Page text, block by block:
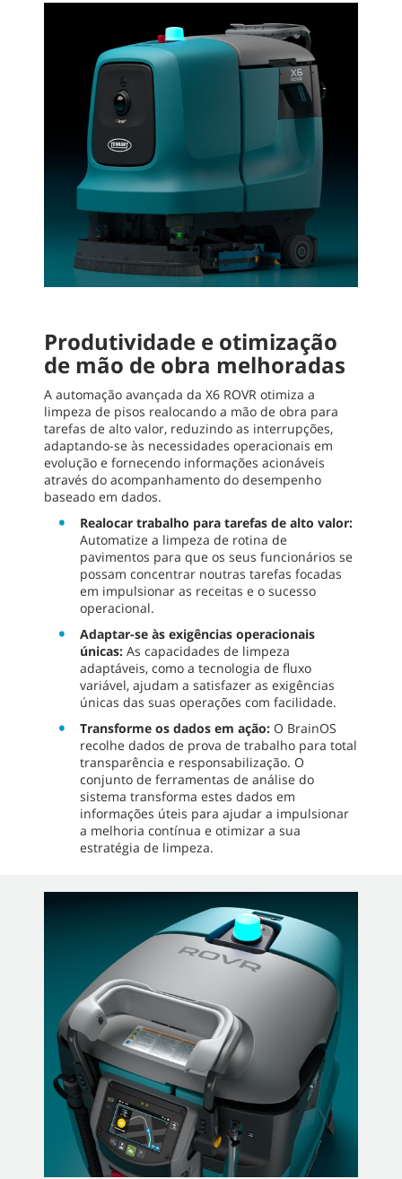
Produtividade e otimização
de mão de obra melhoradas
A automação avançada da X6 ROVR otimiza a
limpeza de pisos realocando a mão de obra para
tarefas de alto valor, reduzindo as interrupções,
adaptando-se às necessidades operacionais em
evolução e fornecendo informações acionáveis
através do acompanhamento do desempenho
baseado em dados.
Realocar trabalho para tarefas de alto valor:
Automatize a limpeza de rotina de
pavimentos para que os seus funcionários se
possam concentrar noutras tarefas focadas
em impulsionar as receitas e o sucesso
operacional.
Adaptar-se às exigências operacionais
únicas: As capacidades de limpeza
adaptáveis, como a tecnologia de fluxo
variável, ajudam a satisfazer as exigências
únicas das suas operações com facilidade.
Transforme os dados em ação: O BrainOS
recolhe dados de prova de trabalho para total
transparência e responsabilização. O
conjunto de ferramentas de análise do
sistema transforma estes dados em
informações úteis para ajudar a impulsionar
a melhoria contínua e otimizar a sua
estratégia de limpeza.